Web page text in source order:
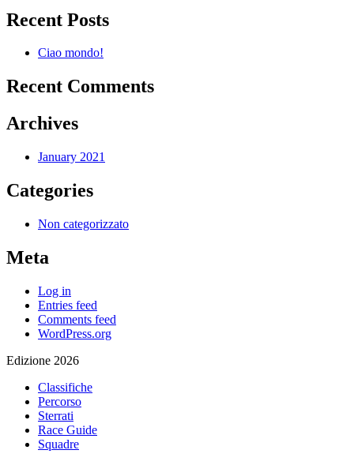
Recent Posts
Ciao mondo!
Recent Comments
Archives
January 2021
Categories
Non categorizzato
Meta
Log in
Entries feed
Comments feed
WordPress.org
Edizione 2026
Classifiche
Percorso
Sterrati
Race Guide
Squadre